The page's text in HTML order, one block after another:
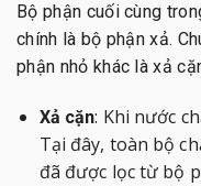
Bộ phận cuối cùng
chính là bộ phận xả.
phận nhỏ khác là xả
Xả cặn: Khi nước
Tại đây, toàn bộ
đã được lọc từ bộ